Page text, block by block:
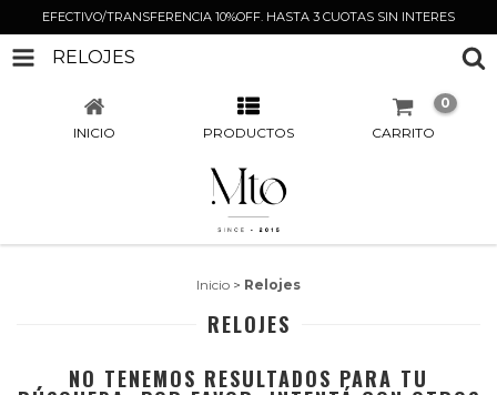
EFECTIVO/TRANSFERENCIA 10%OFF. HASTA 3 CUOTAS SIN INTERES
RELOJES
INICIO PRODUCTOS CARRITO
0
Inicio > Relojes
RELOJES
NO TENEMOS RESULTADOS PARA TU